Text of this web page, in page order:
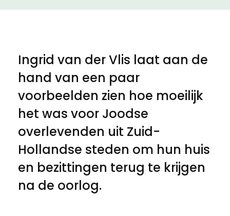
Ingrid van der Vlis laat aan de
hand van een paar
voorbeelden zien hoe moeilijk
het was voor Joodse
overlevenden uit Zuid-
Hollandse steden om hun huis
en bezittingen terug te krijgen
na de oorlog.